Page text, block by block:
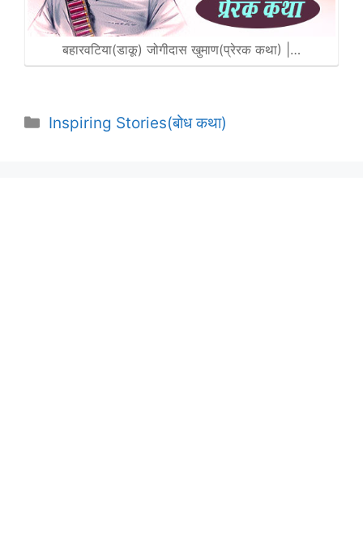
बहारवटिया(डाकू) जोगीदास खुमाण(प्रेरक कथा) |…
Categories
Inspiring Stories(बोध कथा)